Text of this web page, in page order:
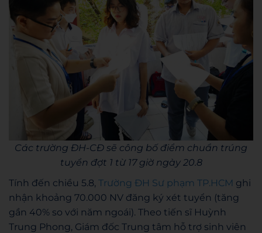
Các trường ĐH-CĐ sẽ công bố điểm chuẩn trúng
tuyển đợt 1 từ 17 giờ ngày 20.8
Tính đến chiều 5.8, Trường ĐH Sư phạm TP.HCM ghi
nhận khoảng 70.000 NV đăng ký xét tuyển (tăng
gần 40% so với năm ngoái). Theo tiến sĩ Huỳnh
Trung Phong, Giám đốc Trung tâm hỗ trợ sinh viên